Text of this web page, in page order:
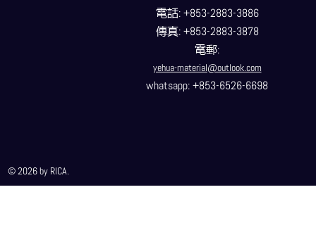
電話: +853-2883-3886
傳真: +853-2883-3878
電郵:
yehua-material@outlook.com
whatsapp: +853-6526-6698
© 2026 by RICA.